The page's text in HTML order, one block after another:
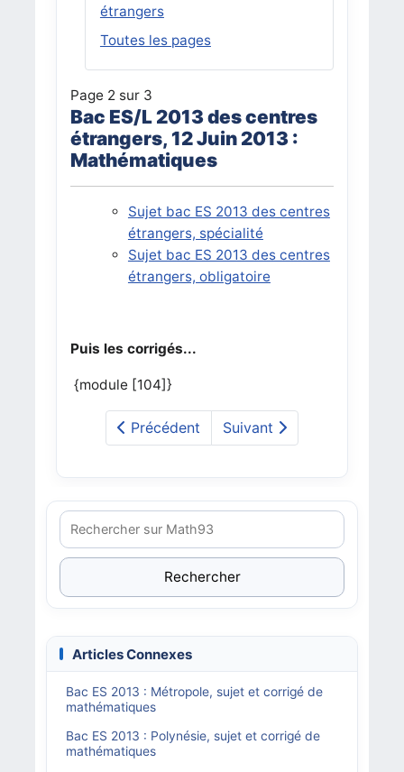
étrangers
Toutes les pages
Page 2 sur 3
Bac ES/L 2013 des centres
étrangers, 12 Juin 2013 :
Mathématiques
Sujet bac ES 2013 des centres
étrangers, spécialité
Sujet bac ES 2013 des centres
étrangers, obligatoire
Puis les corrigés...
{module [104]}
Précédent Suivant
Rechercher
Articles Connexes
Bac ES 2013 : Métropole, sujet et corrigé de
mathématiques
Bac ES 2013 : Polynésie, sujet et corrigé de
mathématiques